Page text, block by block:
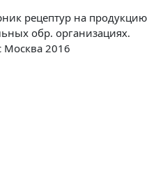
рецептур на продукцию
обр. организациях.
2016